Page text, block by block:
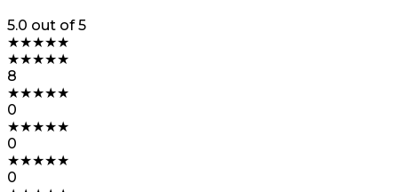
5.0 out of 5
★★★★★
★★★★★
8
★★★★★
0
★★★★★
0
★★★★★
0